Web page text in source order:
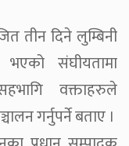
तीन दिने लुम्बिनी
संघीयतामा
वक्ताहरुले
गर्नुपर्ने बताए ।